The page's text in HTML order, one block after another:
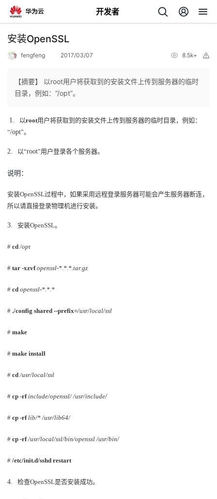
开发者
返
发
客论
坛
的
圈
子
我
的
直
播
我
的
活
动
我
的
关
开
我
的
课
程
我
的
认
证
我
的
实
我
的
的
我
技
术
支
持
的
云
声
建
安装OpenSSL
fengfeng 2017/03/07 8.5k+
【摘要】 以root用户将获取到的安装文件上传到服务器的临时
目录，例如：“/opt”。
1. 以root用户将获取到的安装文件上传到服务器的临时目录，例如：
“/opt”。
2. 以“root”用户登录各个服务器。
说明：
安装OpenSSL过程中，如果采用远程登录服务器可能会产生服务器断连，
所以请直接登录物理机进行安装。
3. 安装OpenSSL。
# cd/opt
# tar -xzvfopenssl-*.*.*.tar.gz
# cd openssl-*.*.*
# ./config shared --prefix=/usr/local/ssl
# make
# make install
# cd/usr/local/ssl
# cp -rfinclude/openssl/ /usr/include/
# cp -rflib/* /usr/lib64/
# cp -rf/usr/local/ssl/bin/openssl /usr/bin/
# /etc/init.d/sshd restart
4. 检查OpenSSL是否安装成功。